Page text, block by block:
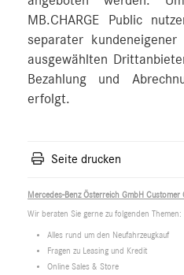
MB.CHARGE Public
separater
ausgewählten
Bezahlung und
erfolgt.
Seite drucken
Mercedes-Benz Österreich GmbH Customer
Wir beraten Sie gerne zu folgenden Themen:
Alles rund um den Neufahrzeugkauf
Fragen zu Leasing und Kredit
Online Sales & Store